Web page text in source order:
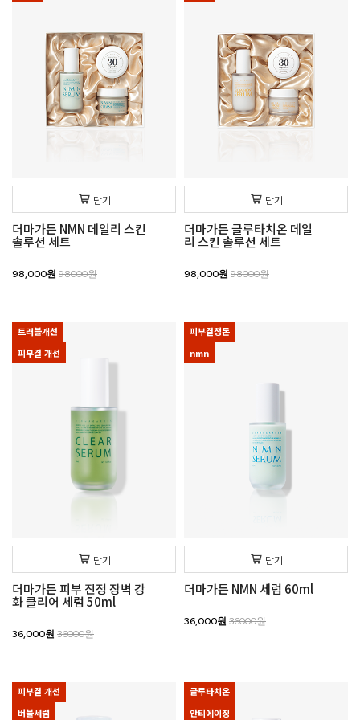
담기
더마가든 NMN 데일리 스킨
솔루션 세트
98,000원 98000원
담기
더마가든 글루타치온 데일
리 스킨 솔루션 세트
98,000원 98000원
트러블개선
피부결 개선
담기
더마가든 피부 진정 장벽 강
화 클리어 세럼 50ml
36,000원 36000원
피부결정돈
nmn
담기
더마가든 NMN 세럼 60ml
36,000원 36000원
피부결 개선
버블세럼
글루타치온
안티에이징